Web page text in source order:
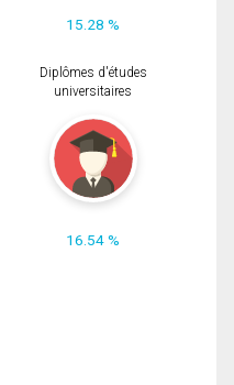
15.28 %
Diplômes d'études
universitaires
16.54 %